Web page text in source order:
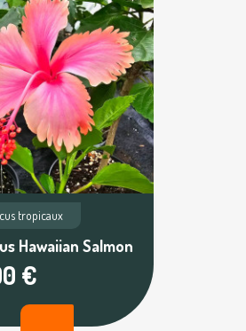
tropicaux
Hawaiian Salmon
€